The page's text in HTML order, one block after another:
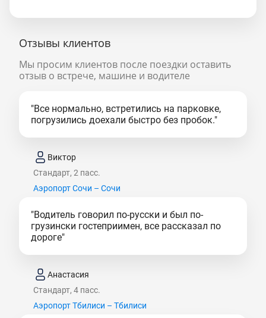
Отзывы клиентов
Мы просим клиентов после поездки оставить
отзыв о встрече, машине и водителе
"Все нормально, встретились на парковке,
погрузились доехали быстро без пробок."
Виктор
Стандарт, 2 пасс.
Аэропорт Сочи – Сочи
"Водитель говорил по-русски и был по-
грузински гостеприимен, все рассказал по
дороге"
Анастасия
Стандарт, 4 пасс.
Аэропорт Тбилиси – Тбилиси